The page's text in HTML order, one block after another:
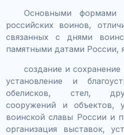
Основными формами
российских воинов,
связанных с днями
памятными датами России,
создание и
установление и
обелисков, стел,
сооружений и объектов,
воинской славы России и
организация выставок,